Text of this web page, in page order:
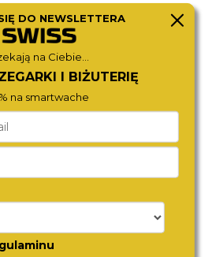
ROAMER
996983 41 55 20
DO NEWSLETTERA
na Ciebie...
I BIŻUTERIĘ
na smartwache